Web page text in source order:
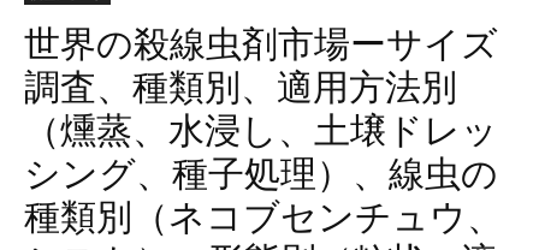
世界の殺線虫剤市場ーサイズ
調査、種類別、適用方法別
（燻蒸、水浸し、土壌ドレッ
シング、種子処理）、線虫の
種類別（ネコブセンチュウ、